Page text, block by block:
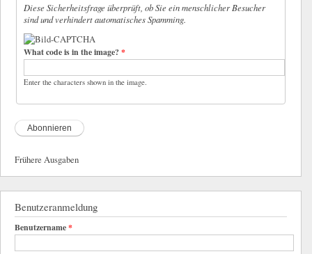
Diese Sicherheitsfrage überprüft, ob Sie ein menschlicher Besucher
sind und verhindert automatisches Spamming.
What code is in the image?*
Enter the characters shown in the image.
Frühere Ausgaben
Benutzeranmeldung
Benutzername*